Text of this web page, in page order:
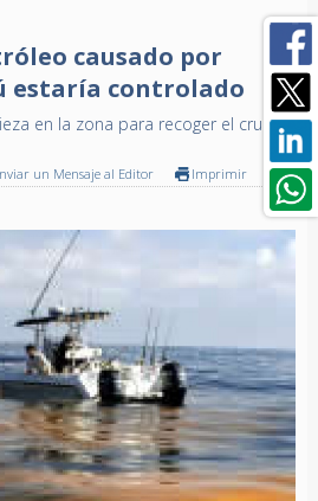
causado por
estaría controlado
en la zona para recoger el crudo
un Mensaje al Editor Imprimir